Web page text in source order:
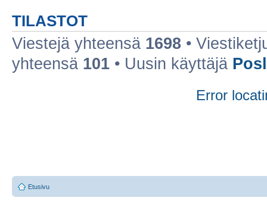
TILASTOT
Viestejä yhteensä 1698 •
yhteensä 101 • Uusin käyttäjä
Error
Etusivu